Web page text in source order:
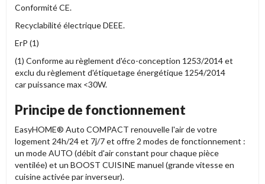
Conformité CE.
Recyclabilité électrique DEEE.
ErP (1)
(1) Conforme au règlement d'éco-conception 1253/2014 et
exclu du règlement d'étiquetage énergétique 1254/2014
car puissance max <30W.
Principe de fonctionnement
EasyHOME® Auto COMPACT renouvelle l'air de votre
logement 24h/24 et 7j/7 et offre 2 modes de fonctionnement :
un mode AUTO (débit d'air constant pour chaque pièce
ventilée) et un BOOST CUISINE manuel (grande vitesse en
cuisine activée par inverseur).